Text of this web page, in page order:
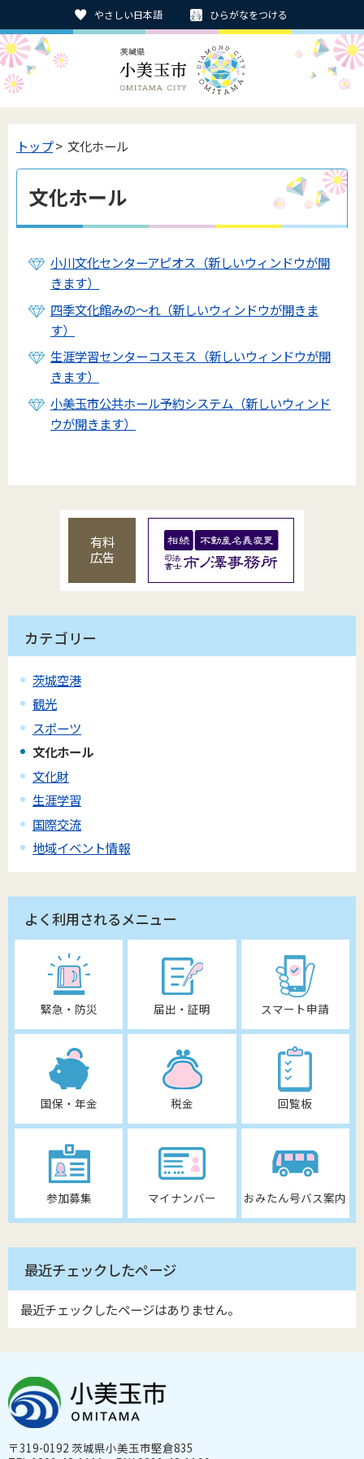
やさしい日本語 ひらがなをつける
トップ> 文化ホール
文化ホール
小川文化センターアピオス（新しいウィンドウが開
きます）
四季文化館みの～れ（新しいウィンドウが開きま
す）
生涯学習センターコスモス（新しいウィンドウが開
きます）
小美玉市公共ホール予約システム（新しいウィンド
ウが開きます）
有料
広告
カテゴリー
茨城空港
観光
スポーツ
文化ホール
文化財
生涯学習
国際交流
地域イベント情報
よく利用されるメニュー
緊急・防災 届出・証明 スマート申請
国保・年金 税金 回覧板
参加募集 マイナンバー おみたん号バス案内
最近チェックしたページ
最近チェックしたページはありません。
〒319-0192 茨城県小美玉市堅倉835